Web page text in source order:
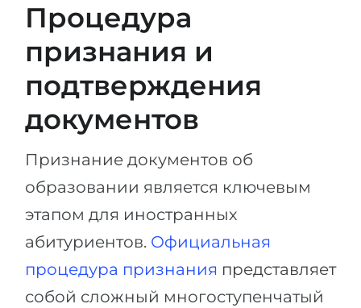
Процедура
признания и
подтверждения
документов
Признание документов об
образовании является ключевым
этапом для иностранных
абитуриентов. Официальная
процедура признания представляет
собой сложный многоступенчатый